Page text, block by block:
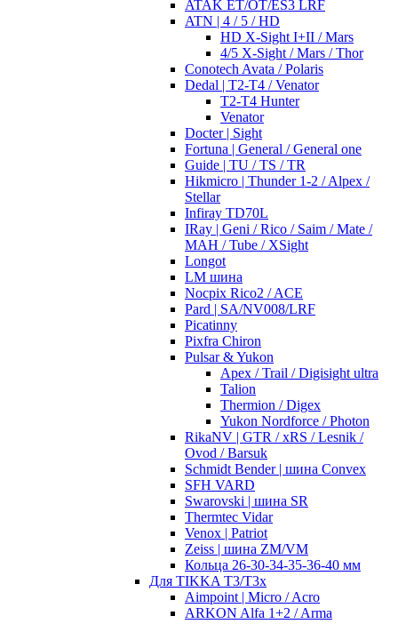
ATAK ET/OT/ES3 LRF
ATN | 4 / 5 / HD
HD X-Sight I+II / Mars
4/5 X-Sight / Mars / Thor
Conotech Avata / Polaris
Dedal | T2-T4 / Venator
T2-T4 Hunter
Venator
Docter | Sight
Fortuna | General / General one
Guide | TU / TS / TR
Hikmicro | Thunder 1-2 / Alpex /
Stellar
Infiray TD70L
IRay | Geni / Rico / Saim / Mate /
MAH / Tube / XSight
Longot
LM шина
Nocpix Rico2 / ACE
Pard | SA/NV008/LRF
Picatinny
Pixfra Chiron
Pulsar & Yukon
Apex / Trail / Digisight ultra
Talion
Thermion / Digex
Yukon Nordforce / Photon
RikaNV | GTR / xRS / Lesnik /
Ovod / Barsuk
Schmidt Bender | шина Convex
SFH VARD
Swarovski | шина SR
Thermtec Vidar
Venox | Patriot
Zeiss | шина ZM/VM
Кольца 26-30-34-35-36-40 мм
Для TIKKA T3/T3x
Aimpoint | Micro / Acro
ARKON Alfa 1+2 / Arma